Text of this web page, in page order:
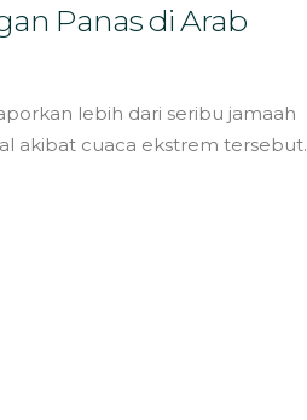
Panas di Arab
lebih dari seribu jamaah
akibat cuaca ekstrem tersebut.